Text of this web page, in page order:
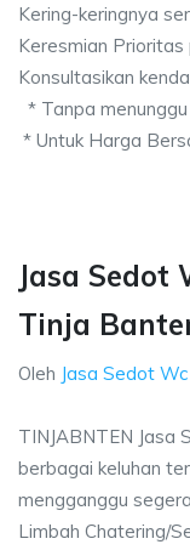
Kering-keringnya
Keresmian
Konsultasikan
* Tanpa
* Untuk Harga
Jasa Sedot
Tinja
Oleh Jasa Sedot
TINJABNTEN Jasa
berbagai keluhan
mengganggu
Limbah Chatering/